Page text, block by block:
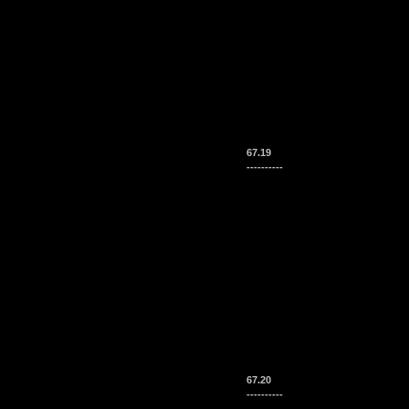
67.19
----------
67.20
----------